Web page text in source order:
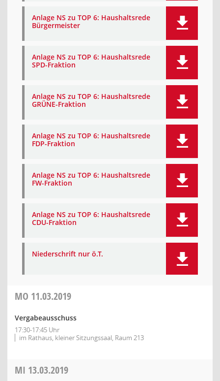
Anlage NS zu TOP 6: Haushaltsrede
Bürgermeister
Anlage NS zu TOP 6: Haushaltsrede
SPD-Fraktion
Anlage NS zu TOP 6: Haushaltsrede
GRÜNE-Fraktion
Anlage NS zu TOP 6: Haushaltsrede
FDP-Fraktion
Anlage NS zu TOP 6: Haushaltsrede
FW-Fraktion
Anlage NS zu TOP 6: Haushaltsrede
CDU-Fraktion
Niederschrift nur ö.T.
MO 11.03.2019
Vergabeausschuss
17:30-17:45 Uhr
im Rathaus, kleiner Sitzungssaal, Raum 213
MI 13.03.2019